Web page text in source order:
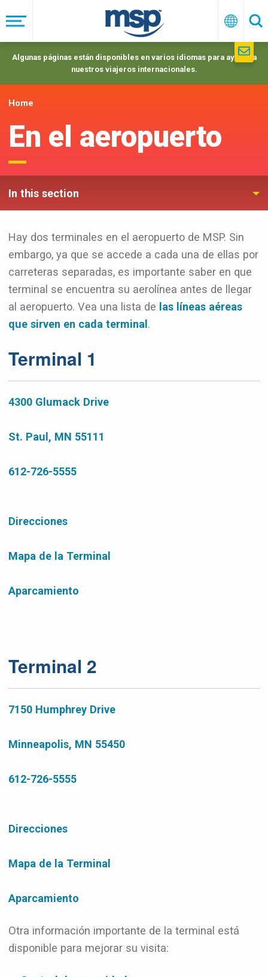
to
main
navigation
Menú
Algunas páginas están disponibles en varios idiomas para ayudar a
nuestros viajeros internacionales.
Home
En el aeropuerto
In this section
Hay dos terminales en el aeropuerto de MSP. Sin
embargo, ya que se accede a cada una de ellas por
carreteras separadas, es importante saber en que
terminal se encuentra su aerolínea antes de llegar
al aeropuerto. Vea una lista de las líneas aéreas
que sirven en cada terminal .
Terminal 1
4300 Glumack Drive
St. Paul, MN 55111
612-726-5555
Direcciones
Mapa de la Terminal
Aparcamiento
Terminal 2
7150 Humphrey Drive
Minneapolis, MN 55450
612-726-5555
Direcciones
Mapa de la Terminal
Aparcamiento
Otra información importante de la terminal está
disponible para mejorar su visita: